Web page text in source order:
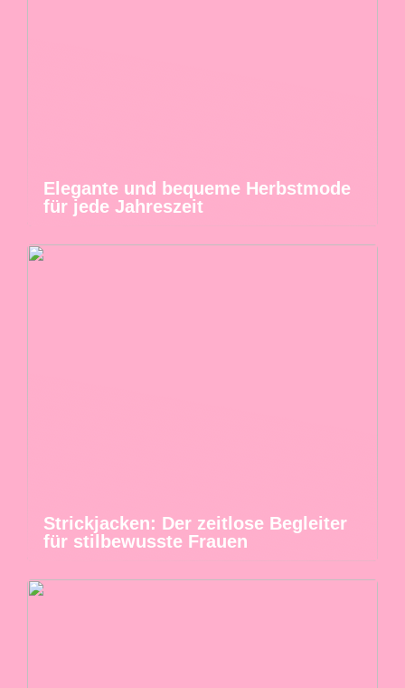
Elegante und bequeme Herbstmode
für jede Jahreszeit
Strickjacken: Der zeitlose Begleiter
für stilbewusste Frauen